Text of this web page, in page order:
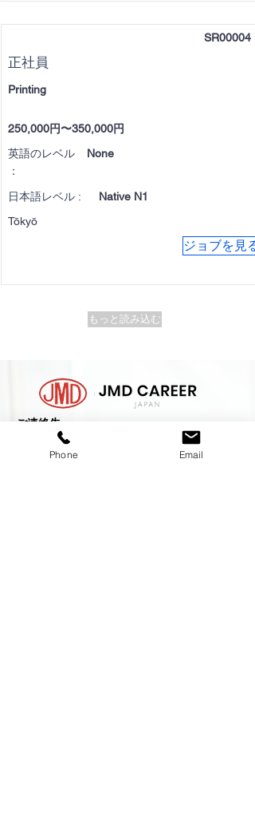
SR00004
正社員
Printing
250,000円〜350,000円
英語のレベル
：
None
日本語レベル :
Native N1
Tōkyō
ジョブを見る
もっと読み込む
​ご連絡先
住所 ：-
Phone Email